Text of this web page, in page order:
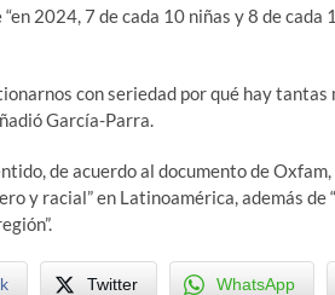
“en 2024, 7 de cada 10 niñas y 8 de
con seriedad por qué hay
García-Parra.
de acuerdo al documento de
y racial” en Latinoamérica, además
Twitter WhatsApp